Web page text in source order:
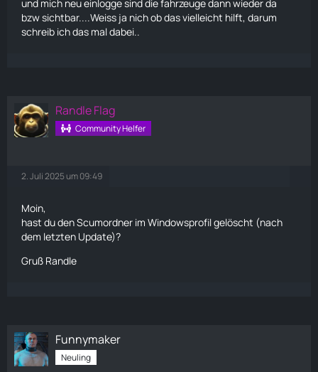
und mich neu einlogge sind die fahrzeuge dann wieder da
bzw sichtbar....Weiss ja nich ob das vielleicht hilft, darum
schreib ich das mal dabei..
Randle Flag
Community Helfer
2. Juli 2025 um 09:49
Moin,
hast du den Scumordner im Windowsprofil gelöscht (nach
dem letzten Update)?
Gruß Randle
Funnymaker
Neuling